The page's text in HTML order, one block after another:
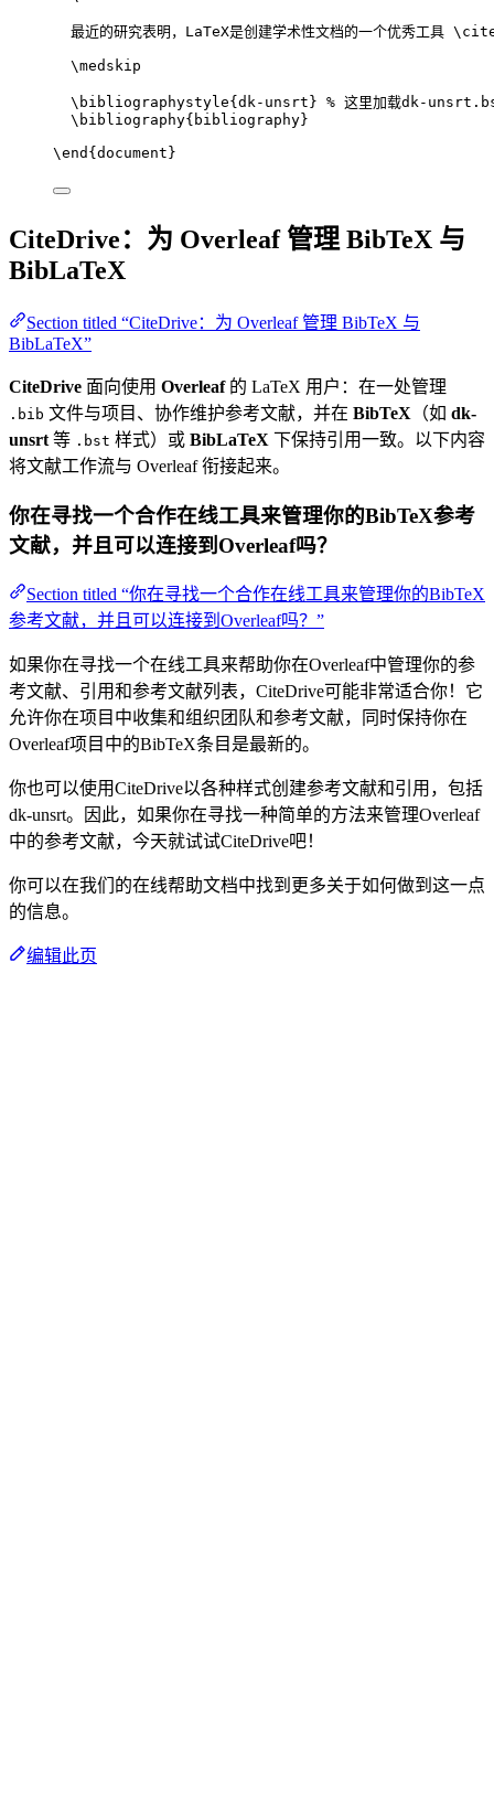
最近的研究表明，LaTeX是创建学术性文档的一个优秀工具
\medskip
\bibliographystyle{dk-unsrt} % 这里加载dk-
\bibliography{bibliography}
\end { document }
CiteDrive：为 Overleaf 管理 BibTeX 与
BibLaTeX
Section titled “CiteDrive：为 Overleaf 管理 BibTeX 与
BibLaTeX”
CiteDrive 面向使用 Overleaf的 LaTeX 用户：在一处管理
.bib 文件与项目、协作维护参考文献，并在 BibTeX （如 dk-
unsrt 等 .bst 样式）或 BibLaTeX 下保持引用一致。以下内容
将文献工作流与 Overleaf 衔接起来。
你在寻找一个合作在线工具来管理你的BibTeX参考
文献，并且可以连接到Overleaf吗？
Section titled “你在寻找一个合作在线工具来管理你的BibTeX
参考文献，并且可以连接到Overleaf吗？”
如果你在寻找一个在线工具来帮助你在Overleaf中管理你的参
考文献、引用和参考文献列表，CiteDrive可能非常适合你！它
允许你在项目中收集和组织团队和参考文献，同时保持你在
Overleaf项目中的BibTeX条目是最新的。
你也可以使用CiteDrive以各种样式创建参考文献和引用，包括
dk-unsrt。因此，如果你在寻找一种简单的方法来管理Overleaf
中的参考文献，今天就试试CiteDrive吧！
你可以在我们的在线帮助文档中找到更多关于如何做到这一点
的信息。
编辑此页